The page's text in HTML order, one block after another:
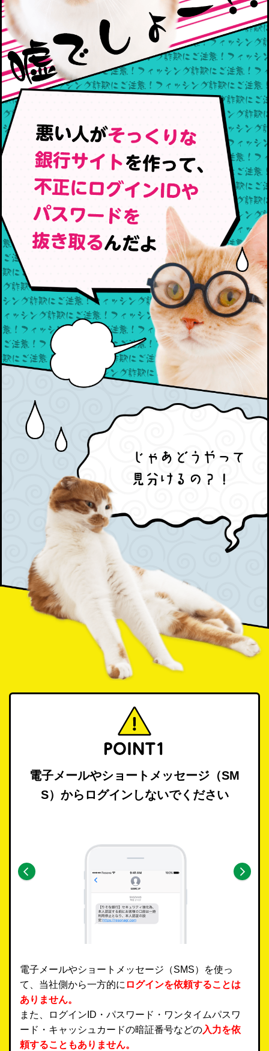
電子メールやショートメッセージ（SM
S）からログインしないでください
電子メールやショートメッセージ（SMS）を使っ
て、当社側から一方的に ログインを依頼することは
ありません。
また、ログインID・パスワード・ワンタイムパスワ
ード・キャッシュカードの暗証番号などの入力を依
頼することもありません。